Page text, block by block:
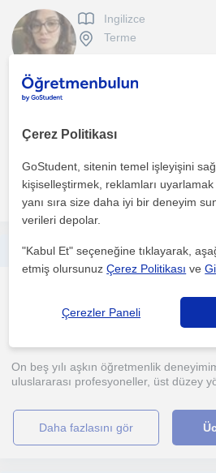
Ingilizce
Terme
Merhabalar. Ben Nazlıcan. İngiliz Dili
daha fazlasını gör
Çevrimiçi dersler
On beş yılı aşkın öğretmenlik
uluslararası profesyoneller, üst düzey
daha fazlasını gör
Çerez Politikası
GoStudent, sitenin temel işleyişini
kişiselleştirmek, reklamları
yanı sıra size daha iyi bir deneyim
verileri depolar.
"Kabul Et" seçeneğine tıklayarak,
etmiş olursunuzÇerez Politikası ve
Çerezler Paneli